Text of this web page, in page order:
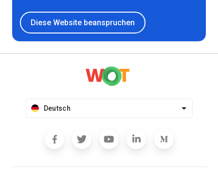
Diese Website beanspruchen
Deutsch